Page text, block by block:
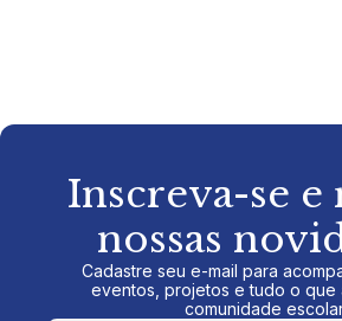
Inscreva-se e
nossas
Cadastre seu e-mail para
eventos, projetos e tudo o que
comunidade